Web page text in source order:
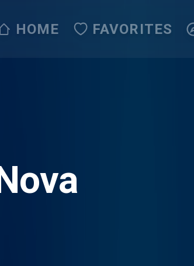
HOME FAVORITES